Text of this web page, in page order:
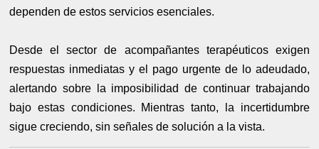
dependen de estos servicios esenciales.
Desde el sector de acompañantes terapéuticos exigen
respuestas inmediatas y el pago urgente de lo adeudado,
alertando sobre la imposibilidad de continuar trabajando
bajo estas condiciones. Mientras tanto, la incertidumbre
sigue creciendo, sin señales de solución a la vista.